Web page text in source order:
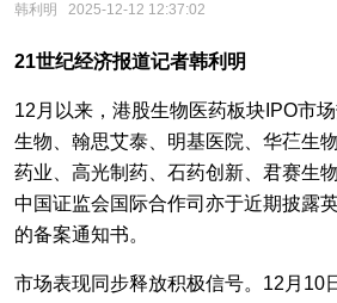
韩利明
2025-12-12 12:37:02
21世纪经济报道记者韩利明
12月以来，港股生物医药板块IPO市
生物、翰思艾泰、明基医院、华芢生
药业、高光制药、石药创新、君赛生
中国证监会国际合作司亦于近期披露
的备案通知书。
市场表现同步释放积极信号。12月10